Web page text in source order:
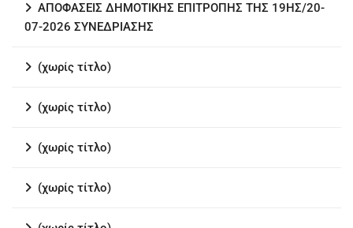
ΑΠΟΦΑΣΕΙΣ ΔΗΜΟΤΙΚΗΣ ΕΠΙΤΡΟΠΗΣ ΤΗΣ 19ΗΣ/20-
07-2026 ΣΥΝΕΔΡΙΑΣΗΣ
(χωρίς τίτλο)
(χωρίς τίτλο)
(χωρίς τίτλο)
(χωρίς τίτλο)